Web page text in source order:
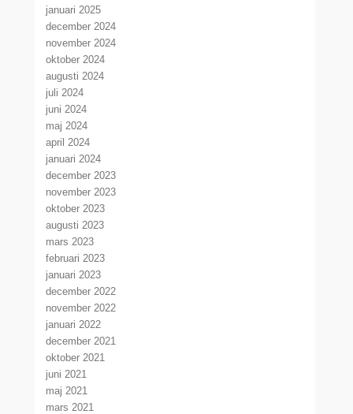
januari 2025
december 2024
november 2024
oktober 2024
augusti 2024
juli 2024
juni 2024
maj 2024
april 2024
januari 2024
december 2023
november 2023
oktober 2023
augusti 2023
mars 2023
februari 2023
januari 2023
december 2022
november 2022
januari 2022
december 2021
oktober 2021
juni 2021
maj 2021
mars 2021